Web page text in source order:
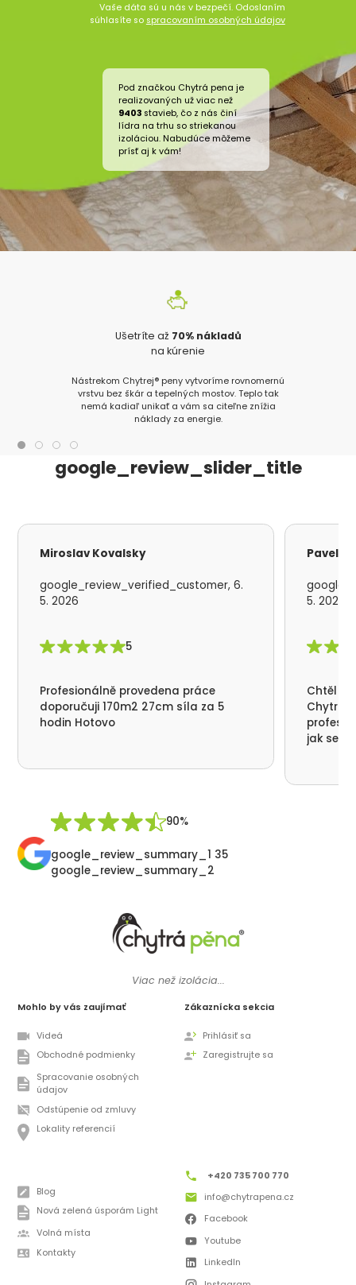
Vaše dáta sú u nás v bezpečí. Odoslaním
súhlasíte so spracovaním osobných údajov
Pod značkou Chytrá pena je
realizovaných už viac než
9403 stavieb, čo z nás činí
lídra na trhu so striekanou
izoláciou. Nabudúce môžeme
prísť aj k vám!
Ušetríte až 70% nákladů
na kúrenie
Nástrekom Chytrej® peny vytvoríme rovnomernú
vrstvu bez škár a tepelných mostov. Teplo tak
nemá kadiaľ unikať a vám sa citeľne znížia
náklady za energie.
google_review_slider_title
Miroslav Kovalsky
google_review_verified_customer, 6.
5. 2026
5
Profesionálně provedena práce
doporučuji 170m2 27cm síla za 5
hodin Hotovo
Pavel
5. 2026
Chtěl
Chytrá
jak se
90%
google_review_summary_1 35
google_review_summary_2
Viac než izolácia...
Mohlo by vás zaujímať
Videá
Obchodné podmienky
Spracovanie osobných
údajov
Odstúpenie od zmluvy
Lokality referencií
Zákaznícka sekcia
Prihlásiť sa
Zaregistrujte sa
Blog
Nová zelená úsporám Light
Volná místa
Kontakty
+420 735 700 770
info@chytrapena.cz
Facebook
Youtube
LinkedIn